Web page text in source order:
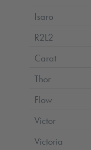
Isaro
R2L2
Carat
Thor
Flow
Victor
Victoria